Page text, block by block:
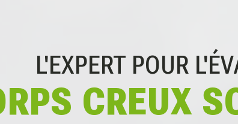
L'EXPERT POUR
CREUX